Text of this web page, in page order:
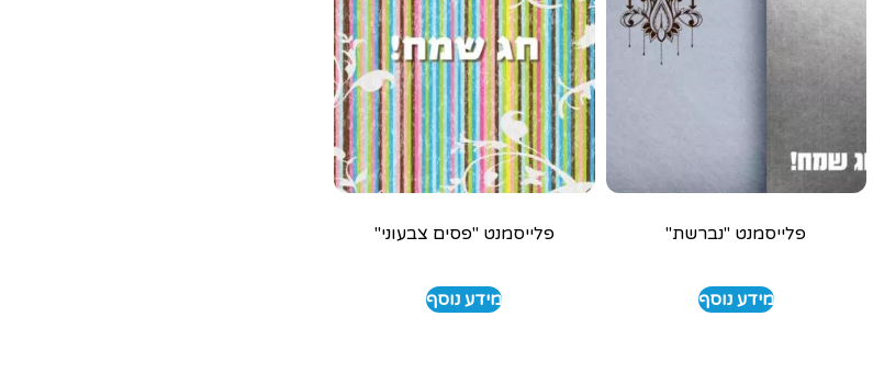
פלייסמנט "נברשת"
מידע נוסף
פלייסמנט "פסים צבעוני"
מידע נוסף